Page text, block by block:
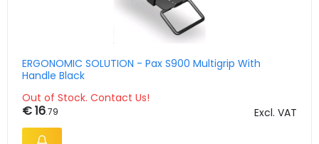
ERGONOMIC SOLUTION - Pax S900 Multigrip With
Handle Black
Out of Stock. Contact Us!
€ 16.79 Excl. VAT